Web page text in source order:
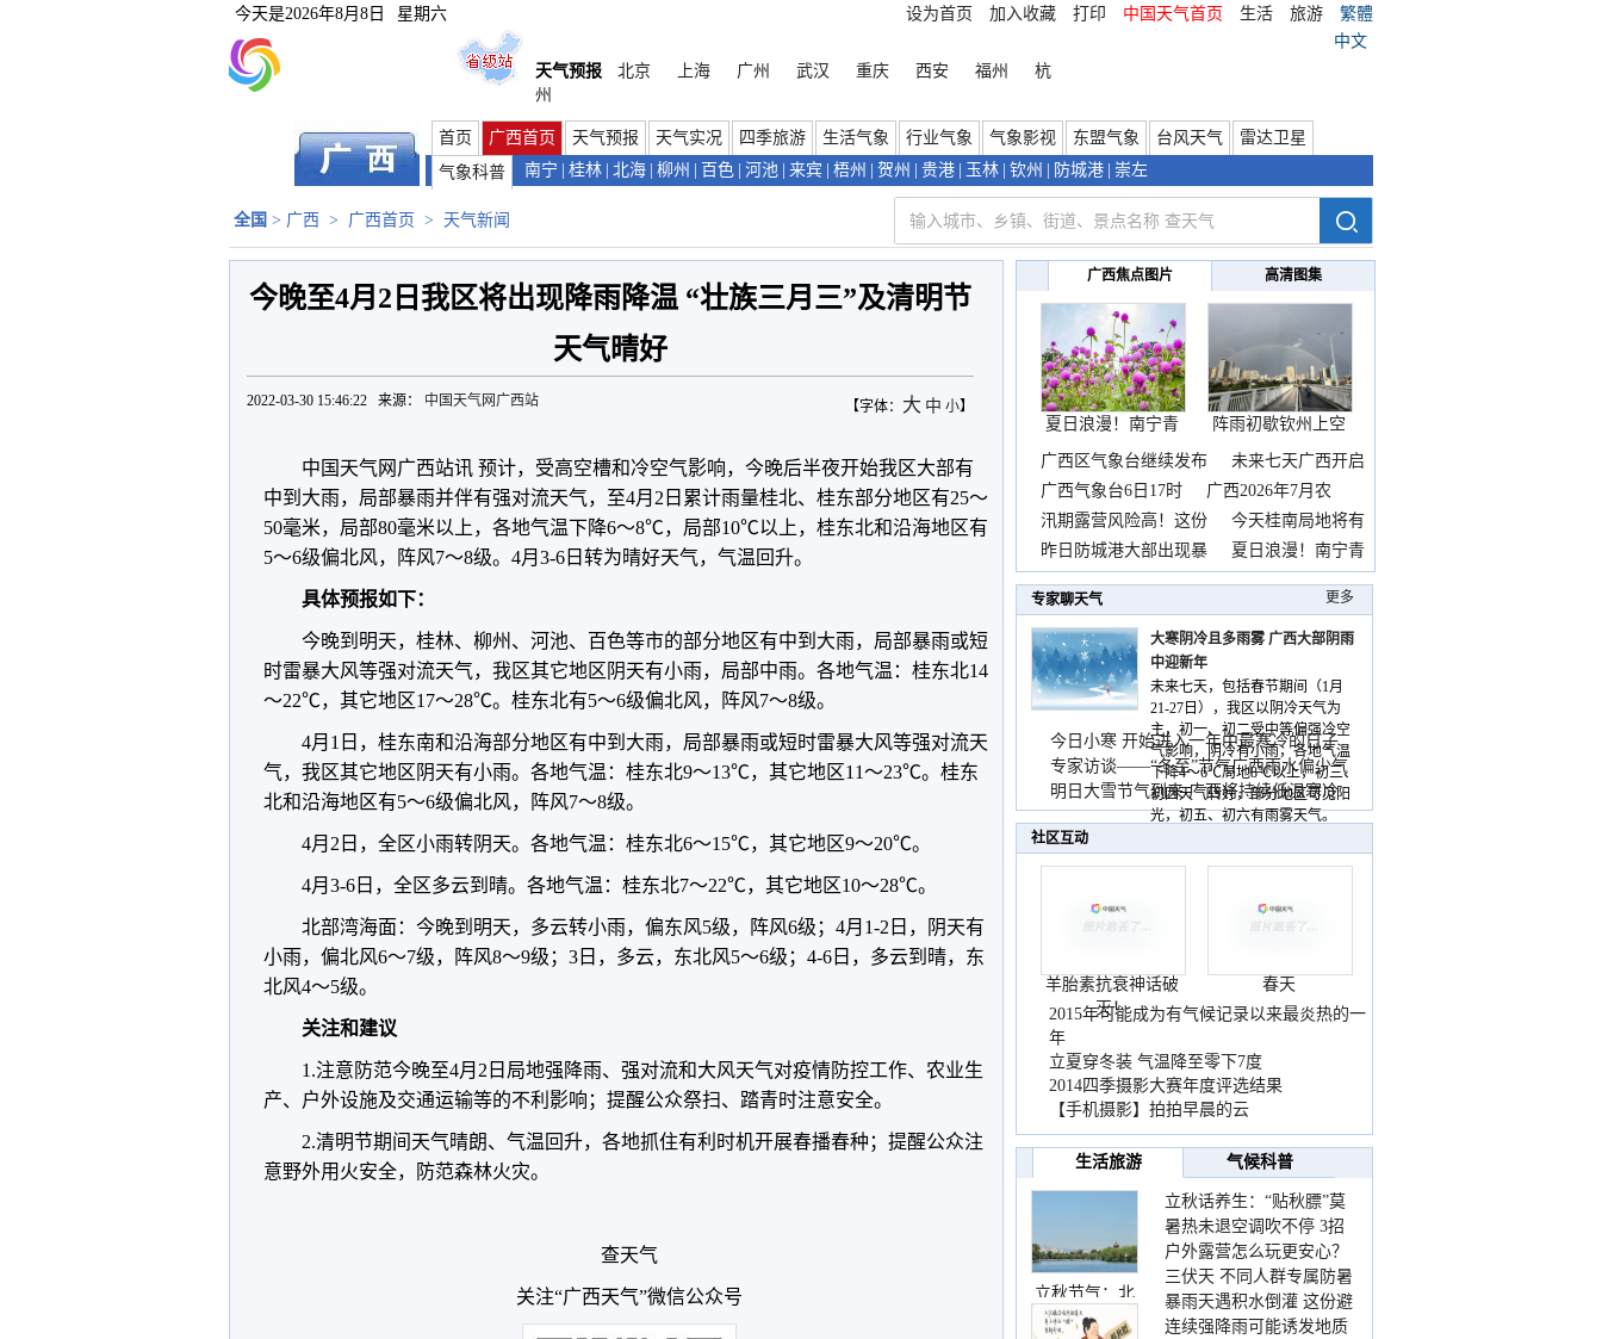
今天是2026年8月8日 星期六 设为首页 加入收藏 打印 中国天气首页 生活 旅游
繁體
中文
天气预报
北京 上海 广州 武汉 重庆 西安 福州
杭
州
首页 广西首页 天气预报 天气实况 四季旅游 生活气象 行业气象 气象影视 东盟气象 台风天气
雷达卫星
气象科普
南宁 桂林 北海 柳州 百色 河池 来宾 梧州 贺州 贵港 玉林 钦州 防城港 崇左
全国 > 广西 > 广西首页 > 天气新闻
今晚至4月2日我区将出现降雨降温 “壮族三月三”及清明节
天气晴好
【字体： 大 中 小】
2022-03-30 15:46:22 来源： 中国天气网广西站
中国天气网广西站讯 预计，受高空槽和冷空气影响，今晚后半夜开始我区大部有
中到大雨，局部暴雨并伴有强对流天气，至4月2日累计雨量桂北、桂东部分地区有25～
50毫米，局部80毫米以上，各地气温下降6～8℃，局部10℃以上，桂东北和沿海地区有
5～6级偏北风，阵风7～8级。4月3-6日转为晴好天气，气温回升。
具体预报如下：
今晚到明天，桂林、柳州、河池、百色等市的部分地区有中到大雨，局部暴雨或短
时雷暴大风等强对流天气，我区其它地区阴天有小雨，局部中雨。各地气温：桂东北14
～22℃，其它地区17～28℃。桂东北有5～6级偏北风，阵风7～8级。
4月1日，桂东南和沿海部分地区有中到大雨，局部暴雨或短时雷暴大风等强对流天
气，我区其它地区阴天有小雨。各地气温：桂东北9～13℃，其它地区11～23℃。桂东
北和沿海地区有5～6级偏北风，阵风7～8级。
4月2日，全区小雨转阴天。各地气温：桂东北6～15℃，其它地区9～20℃。
4月3-6日，全区多云到晴。各地气温：桂东北7～22℃，其它地区10～28℃。
北部湾海面：今晚到明天，多云转小雨，偏东风5级，阵风6级；4月1-2日，阴天有
小雨，偏北风6～7级，阵风8～9级；3日，多云，东北风5～6级；4-6日，多云到晴，东
北风4～5级。
关注和建议
1.注意防范今晚至4月2日局地强降雨、强对流和大风天气对疫情防控工作、农业生
产、户外设施及交通运输等的不利影响；提醒公众祭扫、踏青时注意安全。
2.清明节期间天气晴朗、气温回升，各地抓住有利时机开展春播春种；提醒公众注
意野外用火安全，防范森林火灾。
查天气
关注“广西天气”微信公众号
广西焦点图片 高清图集
夏日浪漫！南宁青
秀山
阵雨初歇钦州上空
邂逅
广西区气象台继续发布
未来七天广西开启
晴热
广西气象台6日17时
广西2026年7月农
汛期露营风险高！这份
今天桂南局地将有
暴雨
昨日防城港大部出现暴
夏日浪漫！南宁青
秀山
专家聊天气 更多
大寒阴冷且多雨雾 广西大部阴雨
中迎新年
未来七天，包括春节期间（1月
21-27日），我区以阴冷天气为
主，初一、初二受中等偏强冷空
气影响，阴冷有小雨，各地气温
下降4～6℃局地8℃以上，初三、
初四天气转好，部分地区可见阳
光，初五、初六有雨雾天气。
今日小寒 开始进入一年中最寒冷的日子
专家访谈——“冬至”节气广西雨水偏少气
温低
明日大雪节气到来 广西将持续低温寒冷
天气
社区互动
羊胎素抗衰神话破
灭！
春天
2015年可能成为有气候记录以来最炎热的一
年
立夏穿冬装 气温降至零下7度
2014四季摄影大赛年度评选结果
【手机摄影】拍拍早晨的云
生活旅游 气候科普
立秋节气：北
立秋话养生：“贴秋膘”莫
着急 先清暑再防燥
暑热未退空调吹不停 3招
护住肩颈不酸痛
户外露营怎么玩更安心？
这份攻略请收好
三伏天 不同人群专属防暑
要点请收好
暴雨天遇积水倒灌 这份避
险提示请收好
连续强降雨可能诱发地质